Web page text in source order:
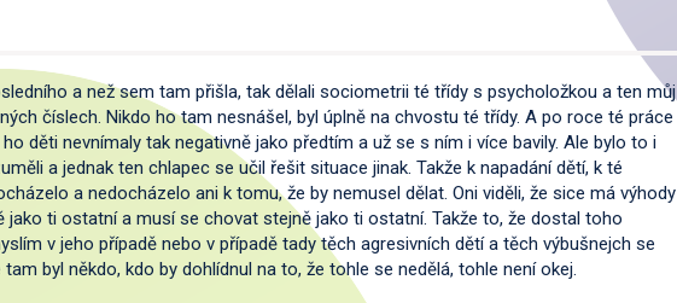
a než sem tam přišla, tak dělali sociometrii té třídy s psycholožkou a ten můj
číslech. Nikdo ho tam nesnášel, byl úplně na chvostu té třídy. A po roce té práce
děti nevnímaly tak negativně jako předtím a už se s ním i více bavily. Ale bylo to i
a jednak ten chlapec se učil řešit situace jinak. Takže k napadání dětí, k té
a nedocházelo ani k tomu, že by nemusel dělat. Oni viděli, že sice má výhody
jako ti ostatní a musí se chovat stejně jako ti ostatní. Takže to, že dostal toho
v jeho případě nebo v případě tady těch agresivních dětí a těch výbušnejch se
byl někdo, kdo by dohlídnul na to, že tohle se nedělá, tohle není okej.